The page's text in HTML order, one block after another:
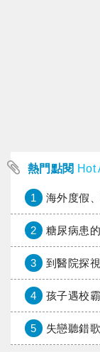
熱門點閱 Hot
1 海外度假、就業、
2 糖尿病患
3 到醫院探
4 孩子遇校
5 失戀聽錯